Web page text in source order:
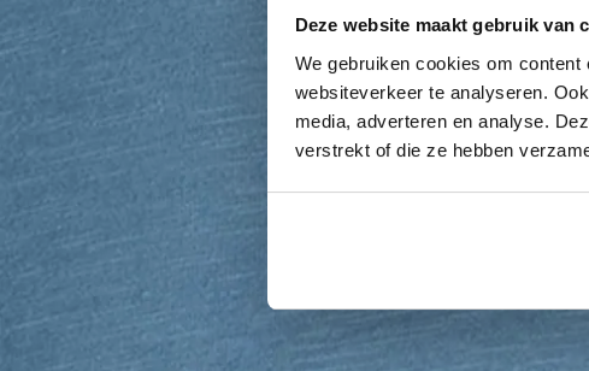
Deze website maakt gebruik van
We gebruiken cookies om
websiteverkeer te analyseren.
media, adverteren en analyse.
verstrekt of die ze hebben